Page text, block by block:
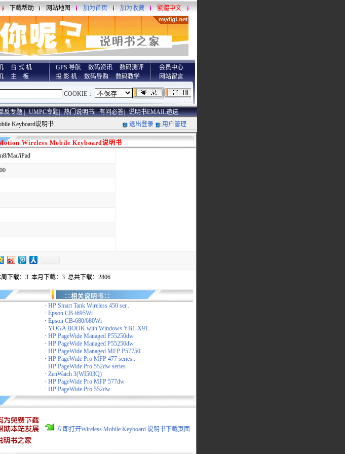
下载帮助 网站地图 加为首页 加为收藏 繁體中文
台 式 机
主 板
GPS 导航 数码资讯
数码测评
投 影 机
数码导购 数码教学
会员中心
网站留言
反专题 | UMPC专题| 热门说明书| 有问必答| 说明书EMAIL递送
Keyboard说明书 退出登录 用户管理
Wireless Mobile Keyboard说明书
Mac/iPad
下载：3 本月下载：3 总共下载：2806
∷相关说明书∷
· HP Smart Tank Wireless 450 ser..
· Epson CB-i695Wi
· Epson CB-680/680Wi
· YOGA BOOK with Windows YB1-X91..
· HP PageWide Managed P55250dw
· HP PageWide Managed P55250dw
· HP PageWide Managed MFP P57750..
· HP PageWide Pro MFP 477 series..
· HP PageWide Pro 552dw series
· ZenWatch 3(WI503Q)
· HP PageWide Pro MFP 577dw
· HP PageWide Pro 552dw
立即打开Wireless Mobile Keyboard 说明书下载页面